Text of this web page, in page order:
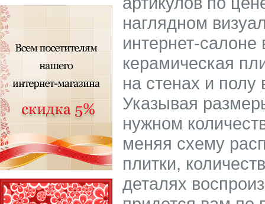
наглядном
интернет-
керамическая
на стенах и
Указывая
нужном
меняя схему
плитки,
деталях